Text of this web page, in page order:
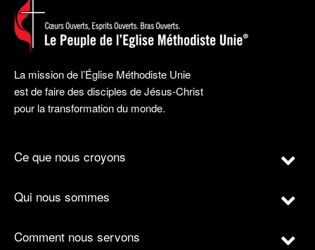
La mission de l’Église Méthodiste Unie
est de faire des disciples de Jésus-Christ
pour la transformation du monde.
Ce que nous croyons
Qui nous sommes
Comment nous servons